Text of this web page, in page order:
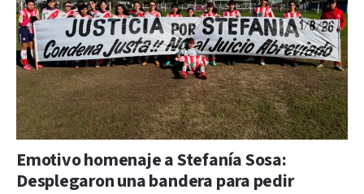
Emotivo homenaje a Stefanía Sosa:
Desplegaron una bandera para pedir